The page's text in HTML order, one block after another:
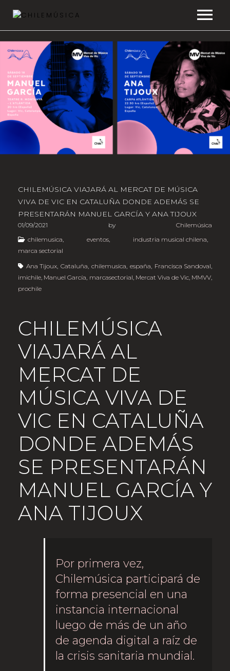
CHILEMÚSICA
NOTICIAS
EFEMÉRIDES
PLAYLISTS
ESTUDIOS
TRANSPARENCIA
CHILEMÚSICA VIAJARÁ AL MERCAT DE MÚSICA
VIVA DE VIC EN CATALUÑA DONDE ADEMÁS SE
PRESENTARÁN MANUEL GARCÍA Y ANA TIJOUX
01/09/2021 by Chilemúsica
chilemusica
eventos industria musical chilena
marca sectorial
Ana Tijoux Cataluña chilemusica españa Francisca Sandoval
imichile Manuel García marcasectorial Mercat Viva de Vic, MMVV
prochile
CHILEMÚSICA
VIAJARÁ AL
MERCAT DE
MÚSICA VIVA DE
VIC EN CATALUÑA
DONDE ADEMÁS
SE PRESENTARÁN
MANUEL GARCÍA Y
ANA TIJOUX
Por primera vez,
Chilemúsica participará de
forma presencial en una
instancia internacional
luego de más de un año
de agenda digital a raíz de
la crisis sanitaria mundial.